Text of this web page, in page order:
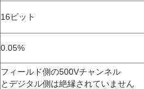
16ビット
0.05%
フィールド側の500Vチャンネル
とデジタル側は絶縁されていません